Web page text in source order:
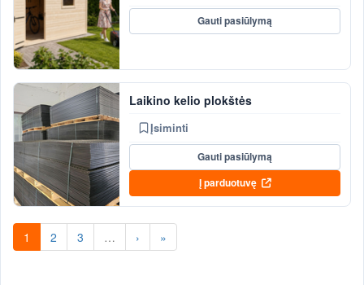
Gauti pasiūlymą
Laikino kelio plokštės
Įsiminti
Gauti pasiūlymą
Į parduotuvę
1 2 3 … › »